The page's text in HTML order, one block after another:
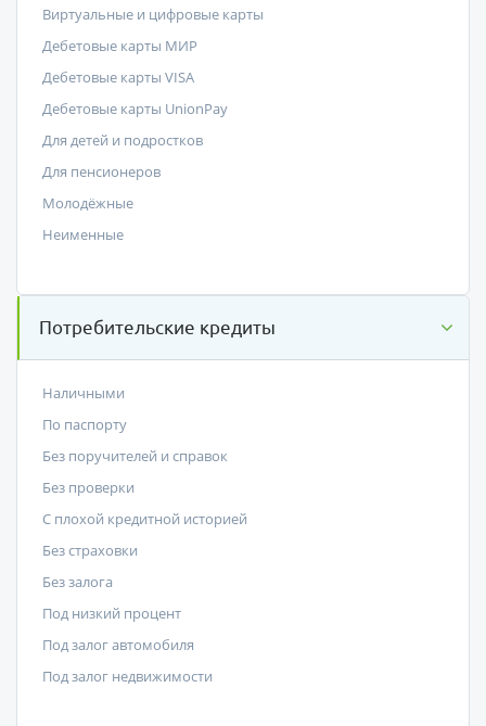
Виртуальные и цифровые карты
Дебетовые карты МИР
Дебетовые карты VISA
Дебетовые карты UnionPay
Для детей и подростков
Для пенсионеров
Молодёжные
Неименные
Потребительские кредиты
Наличными
По паспорту
Без поручителей и справок
Без проверки
С плохой кредитной историей
Без страховки
Без залога
Под низкий процент
Под залог автомобиля
Под залог недвижимости